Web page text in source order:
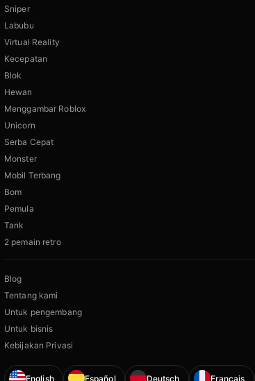
Sniper
Labubu
Virtual Reality
Kecepatan
Blok
Hewan
Menggambar Roblox
Unicorn
Serba Cepat
Monster
Mobil Terbang
Bom
Pemula
Tank
2 pemain retro
Blog
Tentang kami
Untuk pengembang
Untuk bisnis
Kebijakan Privasi
English Español Deutsch Français